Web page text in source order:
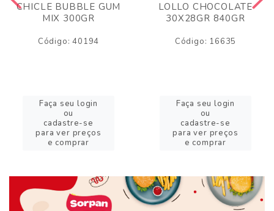
CHICLE BUBBLE GUM
MIX 300GR
Código: 40194
Faça seu login
ou
cadastre-se
para ver preços
e comprar
LOLLO CHOCOLATE
30X28GR 840GR
Código: 16635
Faça seu login
ou
cadastre-se
para ver preços
e comprar